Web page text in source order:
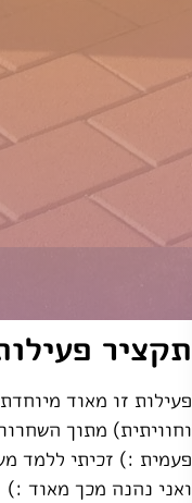
תקציר
פעילות זו מאוד
וחוויתית) מתוך
ואני נהנה מכך מאוד :)